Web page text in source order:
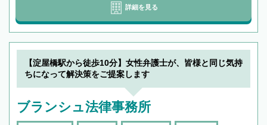
詳細を見る
【淀屋橋駅から徒歩10分】女性弁護士が、皆様と同じ気持
ちになって解決策をご提案します
ブランシュ法律事務所